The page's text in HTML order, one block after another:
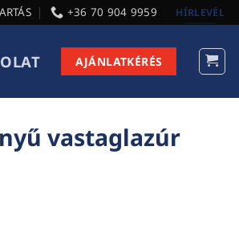
+36 70 904 9959 HÍRLEVÉL
AJÁNLATKÉRÉS
vastaglazúr